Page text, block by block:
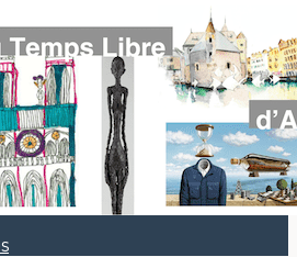
colonnes
les colonnes affichées